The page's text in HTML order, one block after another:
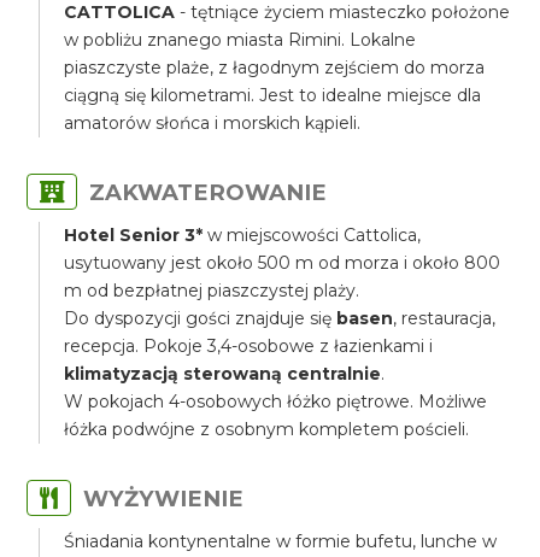
CATTOLICA - tętniące życiem miasteczko położone
w pobliżu znanego miasta Rimini. Lokalne
piaszczyste plaże, z łagodnym zejściem do morza
ciągną się kilometrami. Jest to idealne miejsce dla
amatorów słońca i morskich kąpieli.
ZAKWATEROWANIE
Hotel Senior 3* w miejscowości Cattolica,
usytuowany jest około 500 m od morza i około 800
m od bezpłatnej piaszczystej plaży.
Do dyspozycji gości znajduje się basen, restauracja,
recepcja. Pokoje 3,4-osobowe z łazienkami i
klimatyzacją sterowaną centralnie.
W pokojach 4-osobowych łóżko piętrowe. Możliwe
łóżka podwójne z osobnym kompletem pościeli.
WYŻYWIENIE
Śniadania kontynentalne w formie bufetu, lunche w